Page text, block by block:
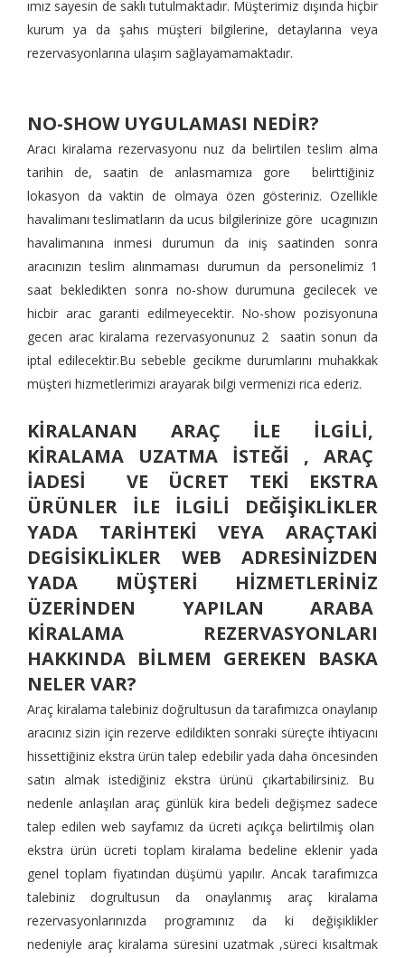
ımız sayesin de saklı tutulmaktadır. Müşterimiz dışında hiçbir
kurum ya da şahıs müşteri bilgilerine, detaylarına veya
rezervasyonlarına ulaşım sağlayamamaktadır.
NO-SHOW UYGULAMASI NEDİR?
Aracı kiralama rezervasyonu nuz da belirtilen teslim alma
tarihin de, saatin de anlasmamıza gore belirttiğiniz
lokasyon da vaktin de olmaya özen gösteriniz. Ozellikle
havalimanı teslimatların da ucus bilgilerinize göre ucagınızın
havalimanına inmesi durumun da iniş saatinden sonra
aracınızın teslim alınmaması durumun da personelimiz 1
saat bekledikten sonra no-show durumuna gecilecek ve
hicbir arac garanti edilmeyecektir. No-show pozisyonuna
gecen arac kiralama rezervasyonunuz 2 saatin sonun da
iptal edilecektir.Bu sebeble gecikme durumlarını muhakkak
müşteri hizmetlerimizi arayarak bilgi vermenizi rica ederiz.
KİRALANAN ARAÇ İLE İLGİLİ,
KİRALAMA UZATMA İSTEĞİ , ARAÇ
İADESİ VE ÜCRET TEKİ EKSTRA
ÜRÜNLER İLE İLGİLİ DEĞİŞİKLİKLER
YADA TARİHTEKİ VEYA ARAÇTAKİ
DEGİSİKLİKLER WEB ADRESİNİZDEN
YADA MÜŞTERİ HİZMETLERİNİZ
ÜZERİNDEN YAPILAN ARABA
KİRALAMA REZERVASYONLARI
HAKKINDA BİLMEM GEREKEN BASKA
NELER VAR?
Araç kiralama talebiniz doğrultusun da tarafımızca onaylanıp
aracınız sizin için rezerve edildikten sonraki süreçte ihtiyacını
hissettiğiniz ekstra ürün talep edebilir yada daha öncesinden
satın almak istediğiniz ekstra ürünü çıkartabilirsiniz. Bu
nedenle anlaşılan araç günlük kira bedeli değişmez sadece
talep edilen web sayfamız da ücreti açıkça belirtilmiş olan
ekstra ürün ücreti toplam kiralama bedeline eklenir yada
genel toplam fiyatından düşümü yapılır. Ancak tarafımızca
talebiniz dogrultusun da onaylanmış araç kiralama
rezervasyonlarınızda programınız da ki değişiklikler
nedeniyle araç kiralama süresini uzatmak ,süreci kısaltmak